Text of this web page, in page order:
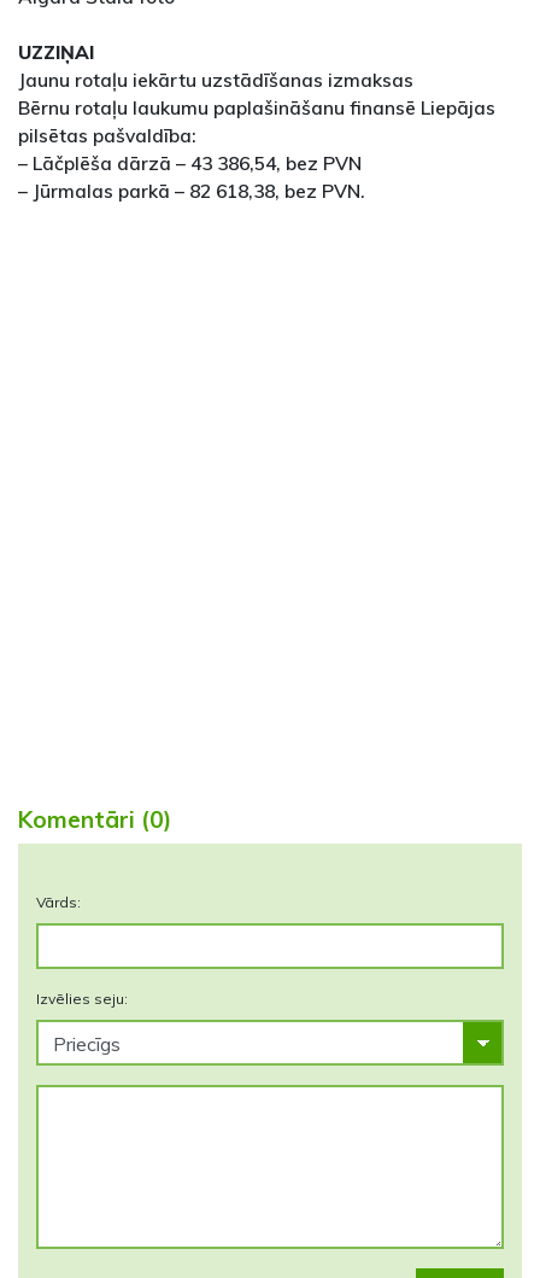
UZZIŅAI
Jaunu rotaļu iekārtu uzstādīšanas izmaksas
Bērnu rotaļu laukumu paplašināšanu finansē Liepājas
pilsētas pašvaldība:
– Lāčplēša dārzā – 43 386,54, bez PVN
– Jūrmalas parkā – 82 618,38, bez PVN.
Komentāri (0)
Vārds:
Izvēlies seju: